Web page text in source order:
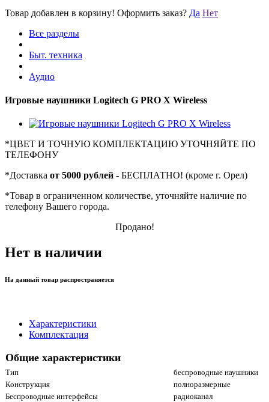
Товар добавлен в корзину! Оформить заказ? Да Нет
Все разделы
Быт. техника
Аудио
Игровые наушники Logitech G PRO X Wireless
*ЦВЕТ И ТОЧНУЮ КОМПЛЕКТАЦИЮ УТОЧНЯЙТЕ ПО
ТЕЛЕФОНУ
*Доставка от 5000 рублей - БЕСПЛАТНО! (кроме г. Орел)
*Товар в ограниченном количестве, уточняйте наличие по
телефону Вашего города.
Продано!
Нет в наличии
На данный товар распространяется
Характеристики
Комплектация
Общие характеристики
Тип
беспроводные наушники
Конструкция
полноразмерные
Беспроводные интерфейсы
радиоканал